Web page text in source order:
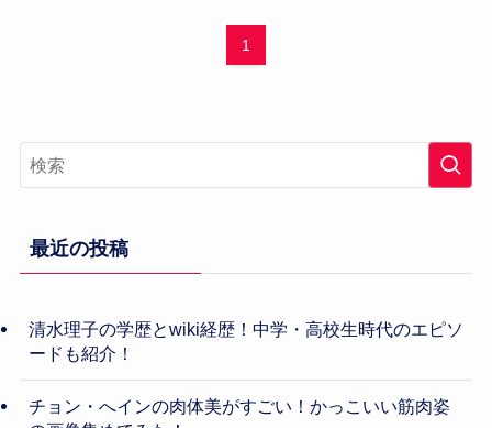
1
最近の投稿
清水理子の学歴とwiki経歴！中学・高校生時代のエピソ
ードも紹介！
チョン・へインの肉体美がすごい！かっこいい筋肉姿